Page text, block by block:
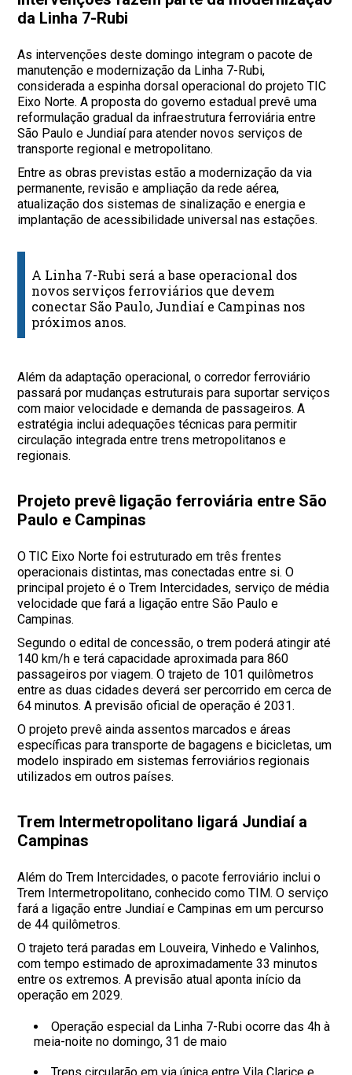
da Linha 7-Rubi
As intervenções deste domingo integram o pacote de
manutenção e modernização da Linha 7-Rubi,
considerada a espinha dorsal operacional do projeto TIC
Eixo Norte. A proposta do governo estadual prevê uma
reformulação gradual da infraestrutura ferroviária entre
São Paulo e Jundiaí para atender novos serviços de
transporte regional e metropolitano.
Entre as obras previstas estão a modernização da via
permanente, revisão e ampliação da rede aérea,
atualização dos sistemas de sinalização e energia e
implantação de acessibilidade universal nas estações.
A Linha 7-Rubi será a base operacional dos
novos serviços ferroviários que devem
conectar São Paulo, Jundiaí e Campinas nos
próximos anos.
Além da adaptação operacional, o corredor ferroviário
passará por mudanças estruturais para suportar serviços
com maior velocidade e demanda de passageiros. A
estratégia inclui adequações técnicas para permitir
circulação integrada entre trens metropolitanos e
regionais.
Projeto prevê ligação ferroviária entre São
Paulo e Campinas
O TIC Eixo Norte foi estruturado em três frentes
operacionais distintas, mas conectadas entre si. O
principal projeto é o Trem Intercidades, serviço de média
velocidade que fará a ligação entre São Paulo e
Campinas.
Segundo o edital de concessão, o trem poderá atingir até
140 km/h e terá capacidade aproximada para 860
passageiros por viagem. O trajeto de 101 quilômetros
entre as duas cidades deverá ser percorrido em cerca de
64 minutos. A previsão oficial de operação é 2031.
O projeto prevê ainda assentos marcados e áreas
específicas para transporte de bagagens e bicicletas, um
modelo inspirado em sistemas ferroviários regionais
utilizados em outros países.
Trem Intermetropolitano ligará Jundiaí a
Campinas
Além do Trem Intercidades, o pacote ferroviário inclui o
Trem Intermetropolitano, conhecido como TIM. O serviço
fará a ligação entre Jundiaí e Campinas em um percurso
de 44 quilômetros.
O trajeto terá paradas em Louveira, Vinhedo e Valinhos,
com tempo estimado de aproximadamente 33 minutos
entre os extremos. A previsão atual aponta início da
operação em 2029.
Operação especial da Linha 7-Rubi ocorre das 4h à
meia-noite no domingo, 31 de maio
Trens circularão em via única entre Vila Clarice e